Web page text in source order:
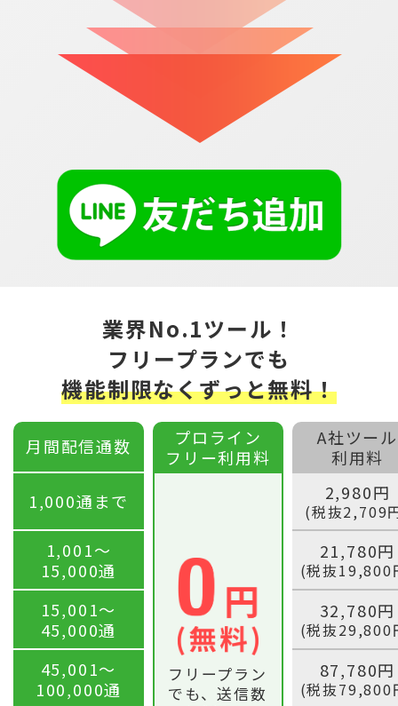
業界No.1ツール！
フリープランでも
機能制限なくずっと無料！
月間配信通数
プロライン
フリー利用料
A社ツール
利用料
1,000通まで
フリープラン
でも、送信数
2,980円
(税抜2,709
1,001〜
15,000通
21,780円
(税抜19,800
15,001〜
45,000通
32,780円
(税抜29,800
45,001〜
100,000通
87,780円
(税抜79,800